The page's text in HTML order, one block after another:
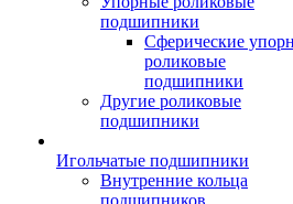
подшипники
Сферические
роликовые
подшипники
Другие роликовые
подшипники
Игольчатые подшипники
Внутренние кольца
подшипников